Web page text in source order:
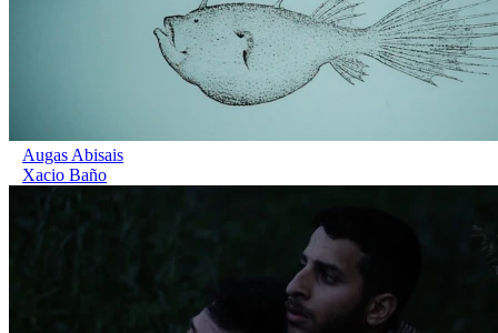
Augas Abisais
Xacio Baño